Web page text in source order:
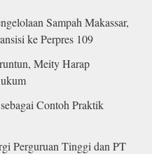
Sampah Makassar,
ke Perpres 109
Meity Harap
Contoh Praktik
Perguruan Tinggi dan PT